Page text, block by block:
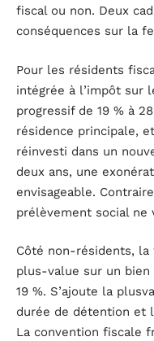
fiscal ou non. Deux
conséquences sur la
Pour les résidents
intégrée à l’impôt sur
progressif de 19 % à
résidence principale,
réinvesti dans un
deux ans, une
envisageable.
prélèvement social ne
Côté non-résidents, la
plus-value sur un bien
19 %. S’ajoute la
durée de détention et
La convention fiscale